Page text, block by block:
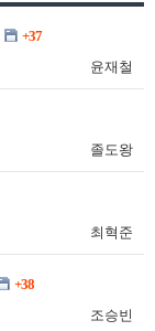
+37
윤재철
졸도왕
최혁준
+38
조승빈